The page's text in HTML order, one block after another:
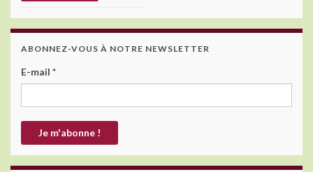
ABONNEZ-VOUS À NOTRE NEWSLETTER
E-mail *